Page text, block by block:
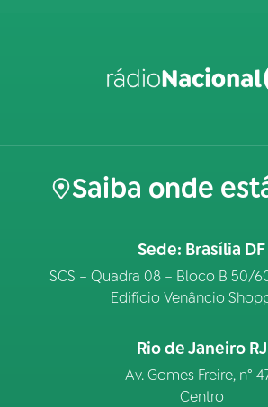
Saiba onde
Sede: Brasília DF
SCS – Quadra 08 – Bloco B 50/
Edifício Venâncio
Rio de Janeiro RJ
Av. Gomes Freire, n°
Centro